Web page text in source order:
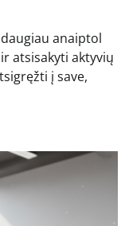
anaiptol
atsisakyti aktyvių
į save,